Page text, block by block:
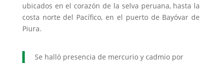
ubicados en el corazón de la selva peruana, hasta la
costa norte del Pacífico, en el puerto de Bayóvar de
Piura.
Se halló presencia de mercurio y cadmio por